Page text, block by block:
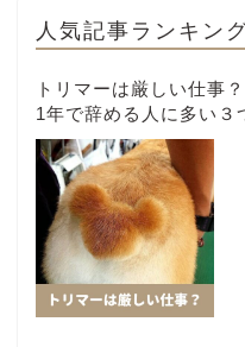
人気記事ランキン
トリマーは厳しい仕事
1年で辞める人に多い３